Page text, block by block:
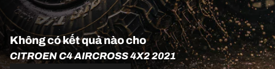
Không có kết quả nào cho
CITROEN C4 AIRCROSS 4X2 2021